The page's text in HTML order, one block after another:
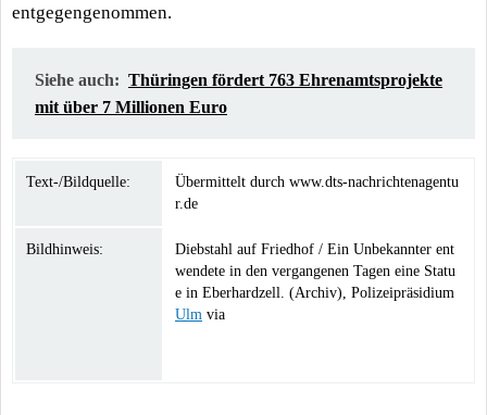
entgegengenommen.
Siehe auch: Thüringen fördert 763 Ehrenamtsprojekte
mit über 7 Millionen Euro
Text-/Bildquelle:
Übermittelt durch www.dts-nachrichtenagentu
r.de
Bildhinweis:
Diebstahl auf Friedhof / Ein Unbekannter ent
wendete in den vergangenen Tagen eine Statu
e in Eberhardzell. (Archiv), Polizeipräsidium
Ulm via